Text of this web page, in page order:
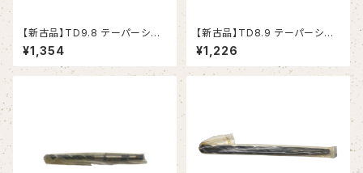
【新古品】TD9.8 テーパーシャ
¥1,354
【新古品】TD8.9 テーパーシャ
¥1,226